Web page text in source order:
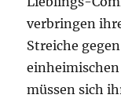
verbringen
Streiche
müssen sich